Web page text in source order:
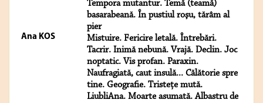
Tempora mutantur. Temă (teamă)
basarabeană. În pustiul roşu, tărâm al
pier
Ana KOS
Mistuire. Fericire letală. Întrebări.
Tacrir. Inimă nebună. Vrajă. Declin. Joc
noptatic. Vis profan. Paraxin.
Naufragiată, caut insulă... Călătorie spre
tine. Geografie. Tristeţe mută.
LiubliAna. Moarte asumată. Albastru de